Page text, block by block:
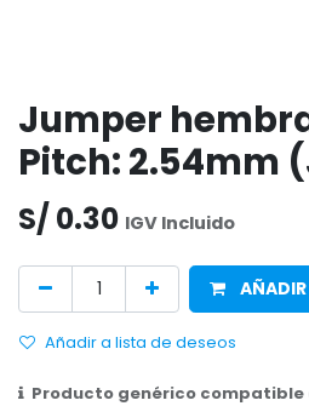
Jumper
Pitch: 2.54mm
S/ 0.30 IGV Incluido
Añadir a lista de deseos
Producto genérico compatible